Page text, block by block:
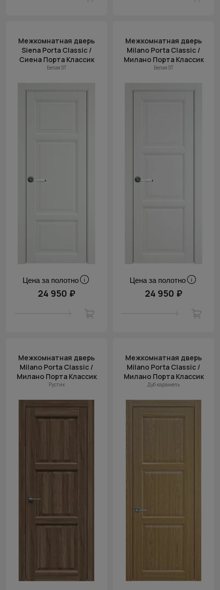
Межкомнатная дверь
Siena Porta Classic /
Сиена Порта Классик
Белая ST
Цена за полотно
24 950 ₽
Межкомнатная дверь
Milano Porta Classic /
Милано Порта Классик
Белая ST
Цена за полотно
24 950 ₽
Межкомнатная дверь
Milano Porta Classic /
Милано Порта Классик
Рустик
Межкомнатная дверь
Milano Porta Classic /
Милано Порта Классик
Дуб карамель